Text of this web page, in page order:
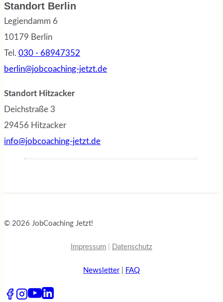
Standort Berlin
Legiendamm 6
10179 Berlin
Tel. 030 - 68947352
berlin@jobcoaching-jetzt.de
Standort Hitzacker
Deichstraße 3
29456 Hitzacker
info@jobcoaching-jetzt.de
© 2026 JobCoaching Jetzt!
Impressum Datenschutz
Newsletter| FAQ